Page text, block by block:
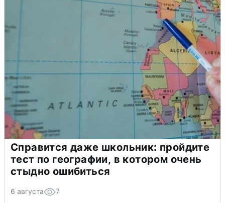
Справится даже школьник: пройдите
тест по географии, в котором очень
стыдно ошибиться
6 августа 7